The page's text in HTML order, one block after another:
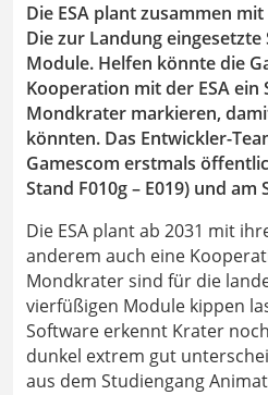
Die ESA plant zusammen
Die zur Landung
Module. Helfen könnte die
Kooperation mit der ESA
Mondkrater markieren,
könnten. Das Entwickler-
Gamescom erstmals
Stand F010g – E019) und am
Die ESA plant ab 2031 mit
anderem auch eine
Mondkrater sind für die
vierfüßigen Module kippen
Software erkennt Krater
dunkel extrem gut
aus dem Studiengang